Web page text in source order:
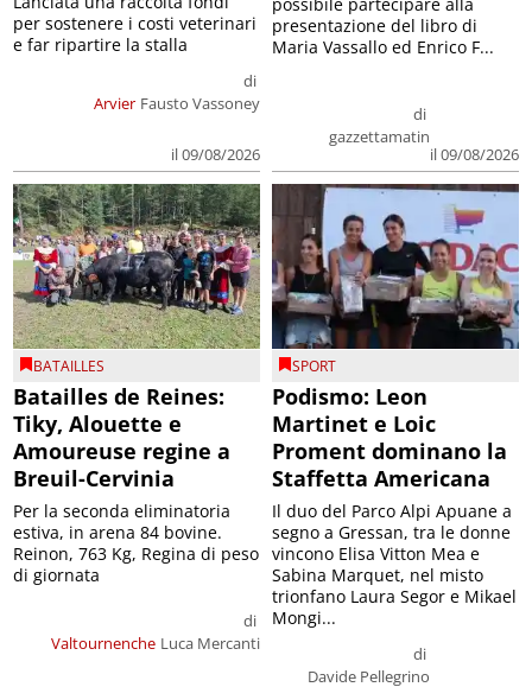
Arvier
di
Fausto Vassoney
il 09/08/2026
per sostenere i costi veterinari
e far ripartire la stalla
di
gazzettamatin
il 09/08/2026
possibile partecipare alla
presentazione del libro di
Maria Vassallo ed Enrico F...
BATAILLES
Batailles de Reines:
Tiky, Alouette e
Amoureuse regine a
Breuil-Cervinia
Valtournenche
di
Luca Mercanti
Per la seconda eliminatoria
estiva, in arena 84 bovine.
Reinon, 763 Kg, Regina di peso
di giornata
SPORT
Podismo: Leon
Martinet e Loic
Proment dominano la
Staffetta Americana
di
Davide Pellegrino
Il duo del Parco Alpi Apuane a
segno a Gressan, tra le donne
vincono Elisa Vitton Mea e
Sabina Marquet, nel misto
trionfano Laura Segor e Mikael
Mongi...